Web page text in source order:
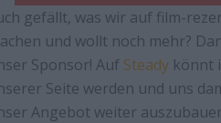
gefällt, was wir auf film-
und wollt noch mehr?
Sponsor! Auf Steady könnt
Seite werden und uns
Angebot weiter